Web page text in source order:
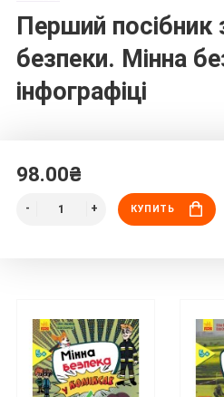
Перший посібник
безпеки. Мінна
інфографіці
98.00₴
КУПИТЬ